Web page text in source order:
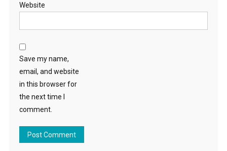
Website
Save my name,
email, and website
in this browser for
the next time I
comment.